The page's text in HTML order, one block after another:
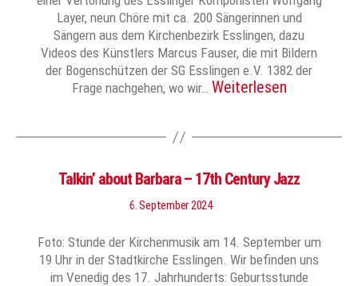
Layer, neun Chöre mit ca. 200 Sängerinnen und
Sängern aus dem Kirchenbezirk Esslingen, dazu
Videos des Künstlers Marcus Fauser, die mit Bildern
der Bogenschützen der SG Esslingen e.V. 1382 der
Frage nachgehen, wo wir… Weiterlesen
Talkin’ about Barbara – 17th Century Jazz
6. September 2024
Foto: Stunde der Kirchenmusik am 14. September um
19 Uhr in der Stadtkirche Esslingen. Wir befinden uns
im Venedig des 17. Jahrhunderts: Geburtsstunde